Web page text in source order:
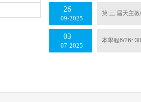
09 2025
26 第 三 屆天主
07 2025
03 本學程6/